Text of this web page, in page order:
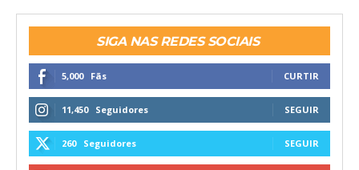
SIGA NAS REDES SOCIAIS
5,000 Fãs CURTIR
11,450 Seguidores SEGUIR
260 Seguidores SEGUIR